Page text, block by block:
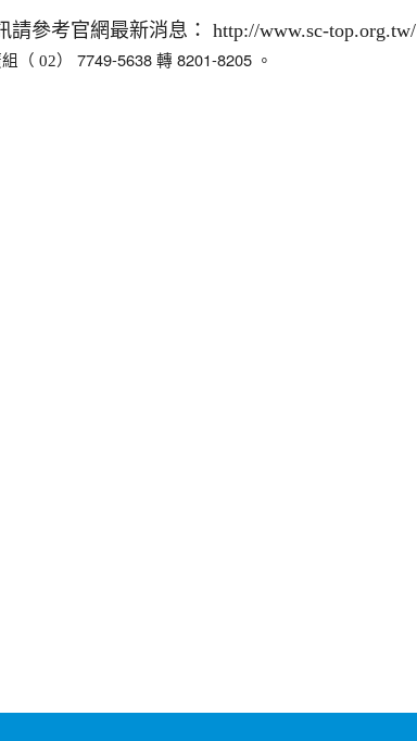
請參考官網最新消息： http://www.sc-top.org.tw/
（ 02） 7749-5638 轉 8201-8205 。